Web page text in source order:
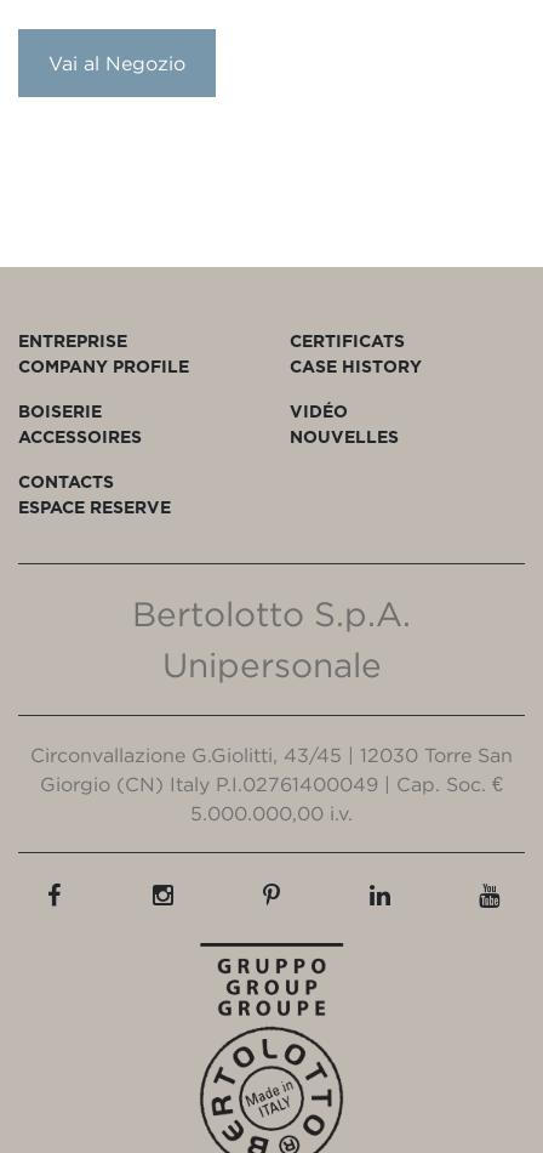
Vai al Negozio
ENTREPRISE
COMPANY PROFILE
CERTIFICATS
CASE HISTORY
BOISERIE
ACCESSOIRES
VIDÉO
NOUVELLES
CONTACTS
ESPACE RESERVE
Bertolotto S.p.A.
Unipersonale
Circonvallazione G.Giolitti, 43/45 | 12030 Torre San
Giorgio (CN) Italy P.I.02761400049 | Cap. Soc. €
5.000.000,00 i.v.